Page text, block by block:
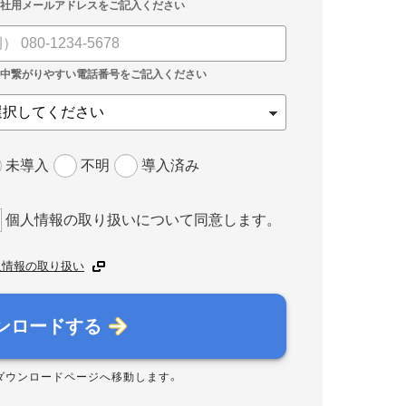
未導入 不明 導入済み
個人情報の取り扱いについて同意します。
報の取り扱い
ロードする
ウンロードページへ移動します。